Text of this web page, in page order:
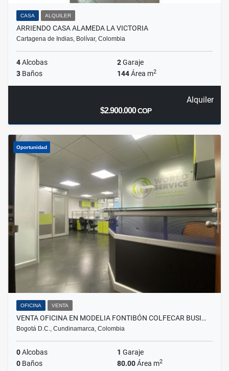
CASA ALQUILER
ARRIENDO CASA ALAMEDA LA VICTORIA
Cartagena de Indias, Bolívar, Colombia
4Alcobas 2Garaje
3 Baños 144Área m2
Alquiler
$2.900.000COP
Oportunidad
OFICINA VENTA
VENTA OFICINA EN MODELIA FONTIBÓN COLFECAR BUSI…
Bogotá D.C., Cundinamarca, Colombia
0Alcobas 1 Garaje
0 Baños 80.00Área m2